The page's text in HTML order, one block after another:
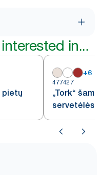
in...
pietų
+6
477427
„Tork“
servetėlės,